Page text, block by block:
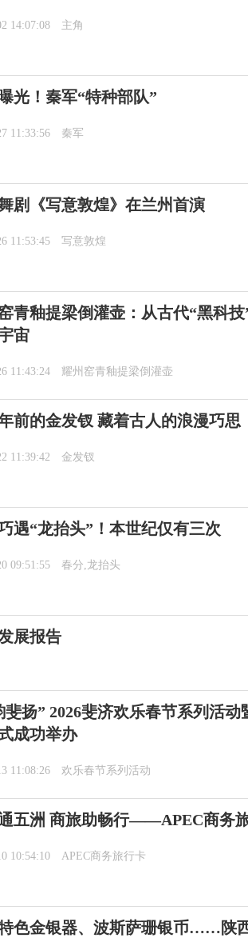
14:07:08 主角
光！秦军“特种部队”
11:33:56 秦军
剧《写意敦煌》在兰州首演
11:53:45 写意敦煌
青釉提梁倒灌壶：从古代“黑科
宙
11:43:24 耀州窑青釉提梁倒灌壶
前的金发钗 藏着古人的浪漫巧思
11:39:42 金发钗
遇“龙抬头”！本世纪仅有三次
09:51:55 春分,龙抬头
展报告
斐扬” 2026斐济欢乐春节系列活
成功举办
11:08:26 欢乐春节系列活动
五洲 商旅助畅行——APEC商务
10:54:10 APEC商务旅行卡
色金银器、波斯萨珊银币……陕